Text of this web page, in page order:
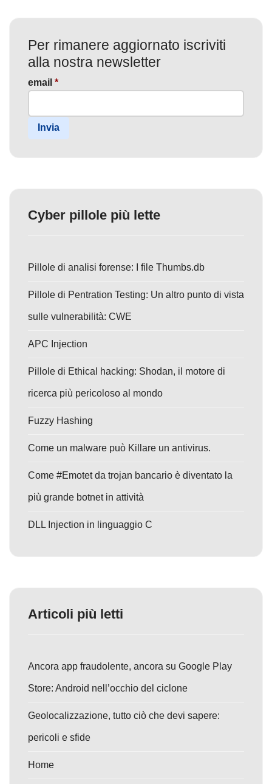
Per rimanere aggiornato iscriviti
alla nostra newsletter
email *
Invia
Cyber pillole più lette
Pillole di analisi forense: I file Thumbs.db
Pillole di Pentration Testing: Un altro punto di vista
sulle vulnerabilità: CWE
APC Injection
Pillole di Ethical hacking: Shodan, il motore di
ricerca più pericoloso al mondo
Fuzzy Hashing
Come un malware può Killare un antivirus.
Come #Emotet da trojan bancario è diventato la
più grande botnet in attività
DLL Injection in linguaggio C
Articoli più letti
Ancora app fraudolente, ancora su Google Play
Store: Android nell’occhio del ciclone
Geolocalizzazione, tutto ciò che devi sapere:
pericoli e sfide
Home